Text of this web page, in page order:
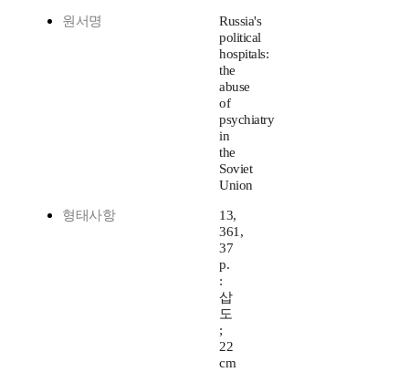
원서명
Russia's
political
hospitals:
the
abuse
of
psychiatry
in
the
Soviet
Union
형태사항
13,
361,
37
p.
:
삽
도
;
22
cm